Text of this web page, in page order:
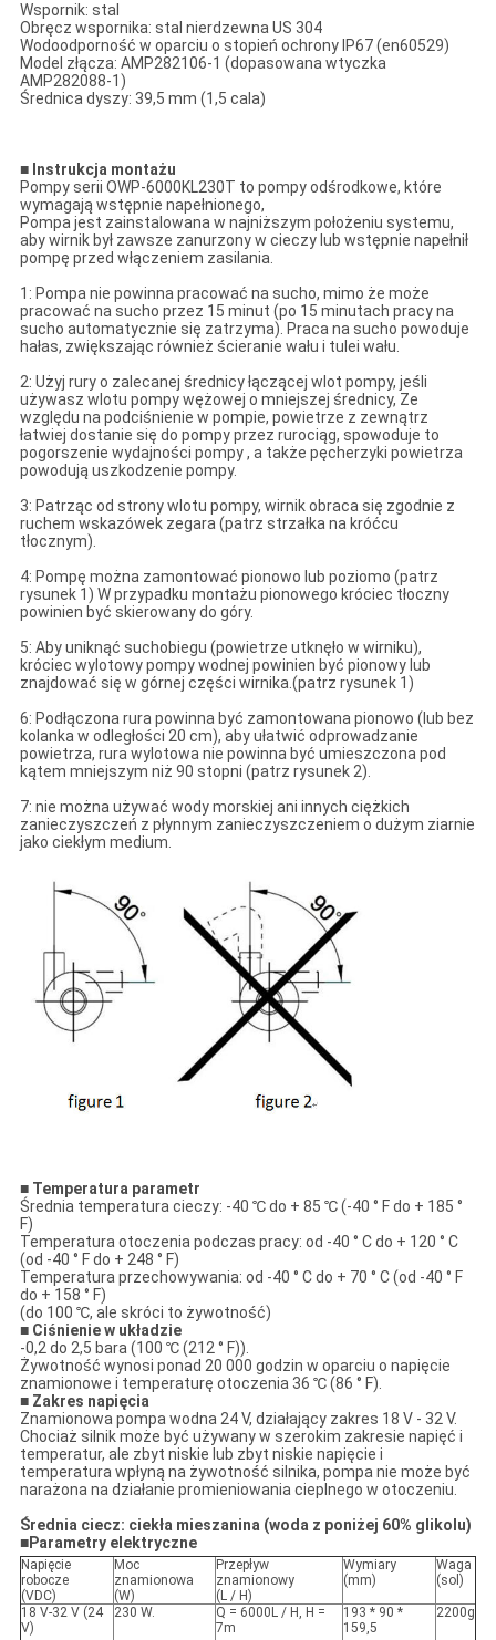
Wspornik: stal
Obręcz wspornika: stal nierdzewna US 304
Wodoodporność w oparciu o stopień ochrony IP67 (en60529)
Model złącza: AMP282106-1 (dopasowana wtyczka
AMP282088-1)
Średnica dyszy: 39,5 mm (1,5 cala)
■ Instrukcja montażu
Pompy serii OWP-6000KL230T to pompy odśrodkowe, które
wymagają wstępnie napełnionego,
Pompa jest zainstalowana w najniższym położeniu systemu,
aby wirnik był zawsze zanurzony w cieczy lub wstępnie napełnił
pompę przed włączeniem zasilania.
1: Pompa nie powinna pracować na sucho, mimo że może
pracować na sucho przez 15 minut (po 15 minutach pracy na
sucho automatycznie się zatrzyma). Praca na sucho powoduje
hałas, zwiększając również ścieranie wału i tulei wału.
2: Użyj rury o zalecanej średnicy łączącej wlot pompy, jeśli
używasz wlotu pompy wężowej o mniejszej średnicy, Ze
względu na podciśnienie w pompie, powietrze z zewnątrz
łatwiej dostanie się do pompy przez rurociąg, spowoduje to
pogorszenie wydajności pompy , a także pęcherzyki powietrza
powodują uszkodzenie pompy.
3: Patrząc od strony wlotu pompy, wirnik obraca się zgodnie z
ruchem wskazówek zegara (patrz strzałka na króćcu
tłocznym).
4: Pompę można zamontować pionowo lub poziomo (patrz
rysunek 1) W przypadku montażu pionowego króciec tłoczny
powinien być skierowany do góry.
5: Aby uniknąć suchobiegu (powietrze utknęło w wirniku),
króciec wylotowy pompy wodnej powinien być pionowy lub
znajdować się w górnej części wirnika.(patrz rysunek 1)
6: Podłączona rura powinna być zamontowana pionowo (lub bez
kolanka w odległości 20 cm), aby ułatwić odprowadzanie
powietrza, rura wylotowa nie powinna być umieszczona pod
kątem mniejszym niż 90 stopni (patrz rysunek 2).
7: nie można używać wody morskiej ani innych ciężkich
zanieczyszczeń z płynnym zanieczyszczeniem o dużym ziarnie
jako ciekłym medium.
■ Temperatura parametr
Średnia temperatura cieczy: -40 ℃ do + 85 ℃ (-40 ° F do + 185 °
F)
Temperatura otoczenia podczas pracy: od -40 ° C do + 120 ° C
(od -40 ° F do + 248 ° F)
Temperatura przechowywania: od -40 ° C do + 70 ° C (od -40 ° F
do + 158 ° F)
(do 100 ℃, ale skróci to żywotność)
■Ciśnienie w układzie
-0,2 do 2,5 bara (100 ℃ (212 ° F)).
Żywotność wynosi ponad 20 000 godzin w oparciu o napięcie
znamionowe i temperaturę otoczenia 36 ℃ (86 ° F).
■ Zakres napięcia
Znamionowa pompa wodna 24 V, działający zakres 18 V - 32 V.
Chociaż silnik może być używany w szerokim zakresie napięć i
temperatur, ale zbyt niskie lub zbyt niskie napięcie i
temperatura wpłyną na żywotność silnika, pompa nie może być
narażona na działanie promieniowania cieplnego w otoczeniu.
Średnia ciecz: ciekła mieszanina (woda z poniżej 60% glikolu)
■Parametry elektryczne
Napięcie
robocze
(VDC)
Moc
znamionowa
(W)
Przepływ
znamionowy
(L / H)
Wymiary
(mm)
Waga
(sol)
18 V-32 V (24
V)
230 W.
Q = 6000L / H, H =
7m
193 * 90 *
159,5
2200g